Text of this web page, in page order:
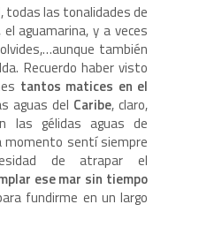
, todas las tonalidades de
aguamarina, y a veces
también
Recuerdo haber visto
tantos matices en el
aguas del Caribe, claro,
las gélidas aguas de
momento sentí siempre
de atrapar el
ese mar sin tiempo
fundirme en un largo